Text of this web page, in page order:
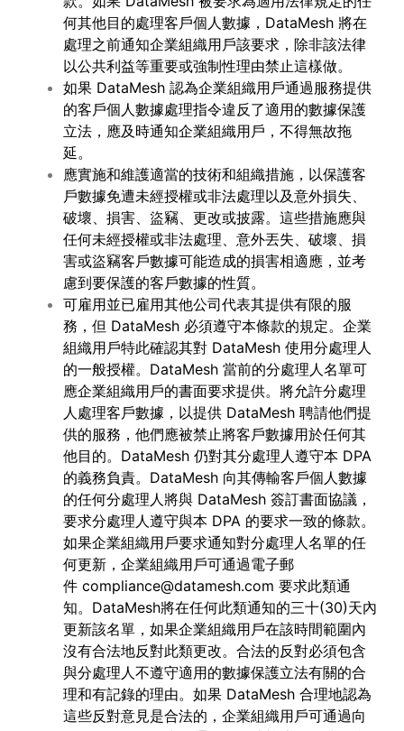
何其他目的處理客戶個人數據，DataMesh 將在
處理之前通知企業組織用戶該要求，除非該法律
以公共利益等重要或強制性理由禁止這樣做。
如果 DataMesh 認為企業組織用戶通過服務提供
的客戶個人數據處理指令違反了適用的數據保護
立法，應及時通知企業組織用戶，不得無故拖
延。
應實施和維護適當的技術和組織措施，以保護客
戶數據免遭未經授權或非法處理以及意外損失、
破壞、損害、盜竊、更改或披露。這些措施應與
任何未經授權或非法處理、意外丟失、破壞、損
害或盜竊客戶數據可能造成的損害相適應，並考
慮到要保護的客戶數據的性質。
可雇用並已雇用其他公司代表其提供有限的服
務，但 DataMesh 必須遵守本條款的規定。企業
組織用戶特此確認其對 DataMesh 使用分處理人
的一般授權。DataMesh 當前的分處理人名單可
應企業組織用戶的書面要求提供。將允許分處理
人處理客戶數據，以提供 DataMesh 聘請他們提
供的服務，他們應被禁止將客戶數據用於任何其
他目的。DataMesh 仍對其分處理人遵守本 DPA
的義務負責。DataMesh 向其傳輸客戶個人數據
的任何分處理人將與 DataMesh 簽訂書面協議，
要求分處理人遵守與本 DPA 的要求一致的條款。
如果企業組織用戶要求通知對分處理人名單的任
何更新，企業組織用戶可通過電子郵
件 compliance@datamesh.com 要求此類通
知。DataMesh將在任何此類通知的三十(30)天內
更新該名單，如果企業組織用戶在該時間範圍內
沒有合法地反對此類更改。合法的反對必須包含
與分處理人不遵守適用的數據保護立法有關的合
理和有記錄的理由。如果 DataMesh 合理地認為
這些反對意見是合法的，企業組織用戶可通過向